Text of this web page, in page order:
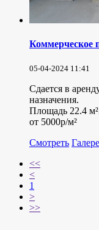
Коммерческое
05-04-2024 11:41
Сдается в
назначения.
Площадь 22.4
от 5000р/м²
Смотреть
<<
<
1
>
>>